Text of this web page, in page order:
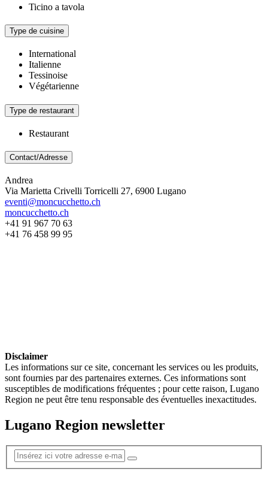
Ticino a tavola
Type de cuisine
International
Italienne
Tessinoise
Végétarienne
Type de restaurant
Restaurant
Contact/Adresse
Andrea
Via Marietta Crivelli Torricelli 27, 6900 Lugano
eventi@moncucchetto.ch
moncucchetto.ch
+41 91 967 70 63
+41 76 458 99 95
Disclaimer
Les informations sur ce site, concernant les services ou les produits,
sont fournies par des partenaires externes. Ces informations sont
susceptibles de modifications fréquentes ; pour cette raison, Lugano
Region ne peut être tenu responsable des éventuelles inexactitudes.
Lugano Region newsletter